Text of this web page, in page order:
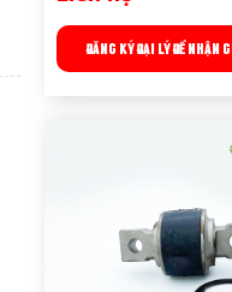
cỡ lớn
Công dụng sản phẩm:
vận hành ổn định và
Trọng lượng: 900 gram
ĐĂNG KÝ ĐẠI LÝ ĐỂ NHẬN